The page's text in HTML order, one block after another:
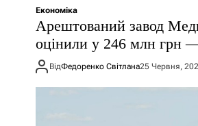
Економіка
Арештований завод
оцінили у 246 млн грн
ВідФедоренко Світлана25 Червня,